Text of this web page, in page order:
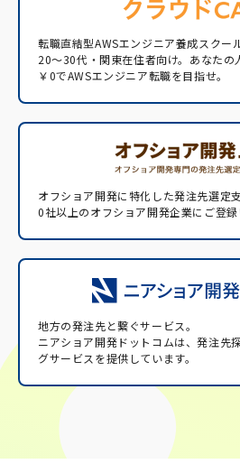
転職直結型AWSエンジニア養成スクール
20〜30代・関東在住者向け。あなたの
￥0でAWSエンジニア転職を目指せ。
オフショア開発に特化した発注先選定
0社以上のオフショア開発企業にご登録
地方の発注先と繋ぐサービス。
ニアショア開発ドットコムは、発注先
グサービスを提供しています。